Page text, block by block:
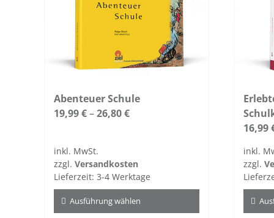
Abenteuer Schule
19,99€–26,80€
inkl. MwSt.
zzgl. Versandkosten
Lieferzeit: 3-4 Werktage
Ausführung wählen
16,99
inkl.
zzgl.